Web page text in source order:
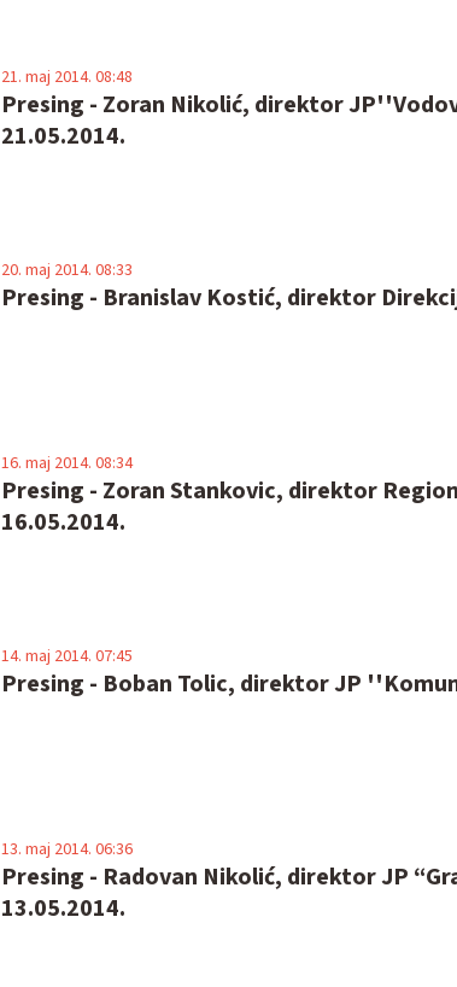
Presing - Zoran Nikolić, direktor
21.05.2014.
21. maj 2014. 08:48
Presing - Branislav Kostić, direktor
20. maj 2014. 08:33
Presing - Zoran Stankovic, direktor
16.05.2014.
16. maj 2014. 08:34
Presing - Boban Tolic, direktor JP
14. maj 2014. 07:45
Presing - Radovan Nikolić, direktor JP
13.05.2014.
13. maj 2014. 06:36